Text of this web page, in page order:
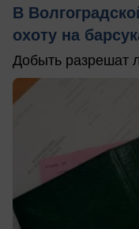
В
охоту на
Добыть разрешат